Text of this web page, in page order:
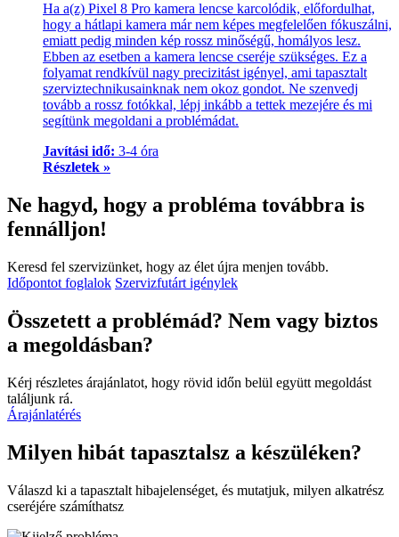
Ha a(z) Pixel 8 Pro kamera lencse karcolódik, előfordulhat,
hogy a hátlapi kamera már nem képes megfelelően fókuszálni,
emiatt pedig minden kép rossz minőségű, homályos lesz.
Ebben az esetben a kamera lencse cseréje szükséges. Ez a
folyamat rendkívül nagy precizitást igényel, ami tapasztalt
szerviztechnikusainknak nem okoz gondot. Ne szenvedj
tovább a rossz fotókkal, lépj inkább a tettek mezejére és mi
segítünk megoldani a problémádat.
Javítási idő: 3-4 óra
Részletek »
Ne hagyd, hogy a probléma továbbra is
fennálljon!
Keresd fel szervizünket, hogy az élet újra menjen tovább.
Időpontot foglalok Szervizfutárt igénylek
Összetett a problémád? Nem vagy biztos
a megoldásban?
Kérj részletes árajánlatot, hogy rövid időn belül együtt megoldást
találjunk rá.
Árajánlatérés
Milyen hibát tapasztalsz a készüléken?
Válaszd ki a tapasztalt hibajelenséget, és mutatjuk, milyen alkatrész
cseréjére számíthatsz